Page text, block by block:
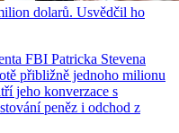
dolarů. Usvědčil ho
FBI Patricka Stevena
přibližně jednoho milionu
jeho konverzace s
peněz i odchod z